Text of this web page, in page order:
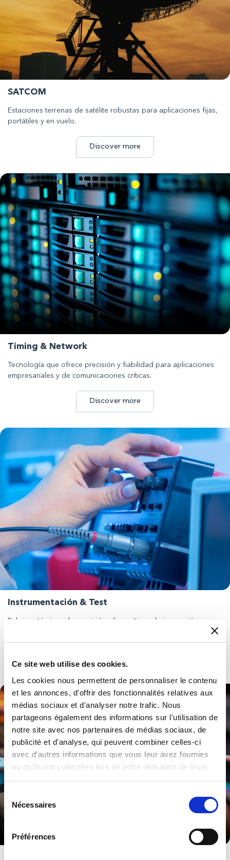
Ce site web utilise des cookies.
Les cookies nous permettent de personnaliser le contenu
et les annonces, d'offrir des fonctionnalités relatives aux
médias sociaux et d'analyser notre trafic. Nous
partageons également des informations sur l'utilisation de
notre site avec nos partenaires de médias sociaux, de
publicité et d'analyse, qui peuvent combiner celles-ci
avec d'autres informations que vous leur avez fournies
ou qu'ils ont collectées lors de votre utilisation de leurs
services.
Sélection
du
consentement
Nécessaires
Préférences
SATCOM
Estaciones terrenas de satélite robustas para aplicaciones fijas,
portátiles y en vuelo.
Discover more
Timing & Network
Tecnología que ofrece precisión y fiabilidad para aplicaciones
empresariales y de comunicaciones críticas.
Discover more
Instrumentación & Test
Relojes atómicos de precisión, dispositivos de inspección y